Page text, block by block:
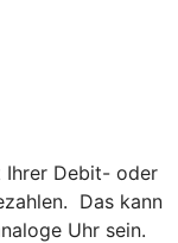
Ihrer Debit- oder
Das kann
Uhr sein.